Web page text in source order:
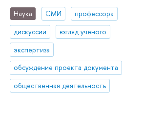
Наука СМИ
профессора
дискуссии
взгляд ученого
экспертиза
обсуждение проекта документа
общественная деятельность